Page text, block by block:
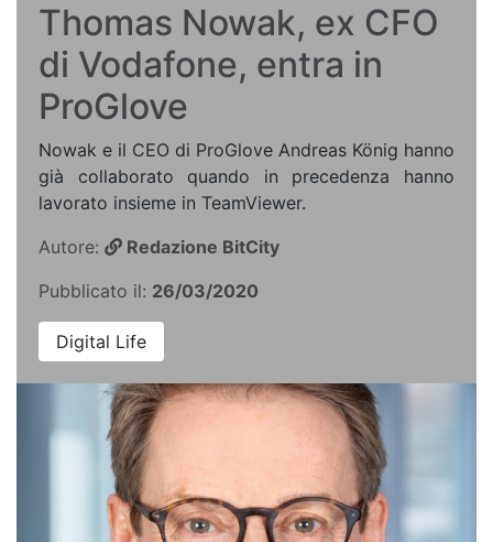
Thomas Nowak, ex CFO
di Vodafone, entra in
ProGlove
Nowak e il CEO di ProGlove Andreas König hanno
già collaborato quando in precedenza hanno
lavorato insieme in TeamViewer.
Autore:
Redazione BitCity
Pubblicato il: 26/03/2020
Digital Life